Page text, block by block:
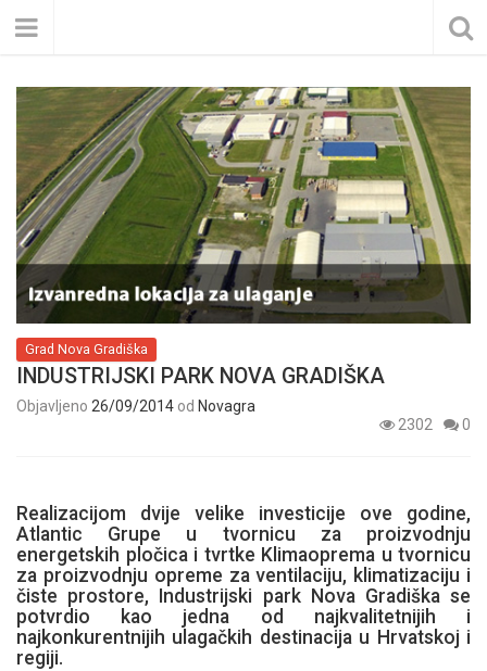
Grad Nova Gradiška
INDUSTRIJSKI PARK NOVA GRADIŠKA
Objavljeno 26/09/2014 od Novagra
2302
0
Realizacijom dvije velike investicije ove godine,
Atlantic Grupe u tvornicu za proizvodnju
energetskih pločica i tvrtke Klimaoprema u tvornicu
za proizvodnju opreme za ventilaciju, klimatizaciju i
čiste prostore, Industrijski park Nova Gradiška se
potvrdio kao jedna od najkvalitetnijih i
najkonkurentnijih ulagačkih destinacija u Hrvatskoj i
regiji.